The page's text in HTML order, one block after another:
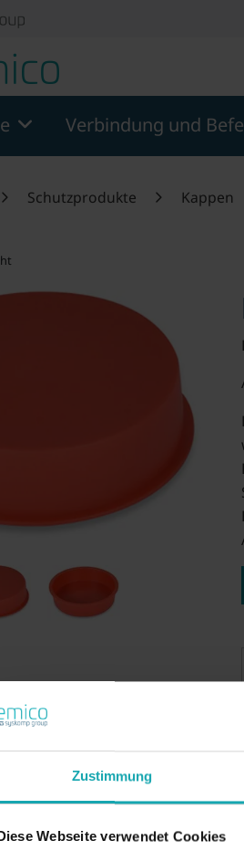
Zustimmung
Webseite verwendet Cookies
Header
Verbindung und
Schutzprodukte Kappen